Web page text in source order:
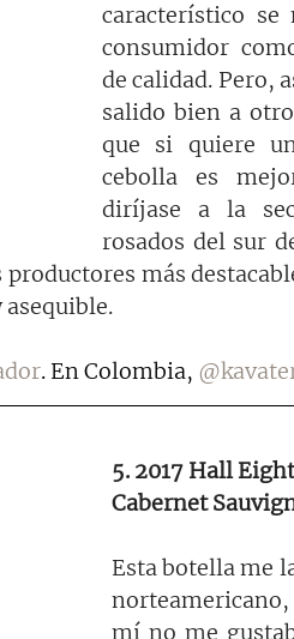
característico
consumidor
de calidad. Pero,
salido bien a
que si quiere
cebolla es
diríjase a la
rosados del sur
más
asequible.
. En Colombia,
5. 2017 Hall
Cabernet
Esta botella me
mí no me